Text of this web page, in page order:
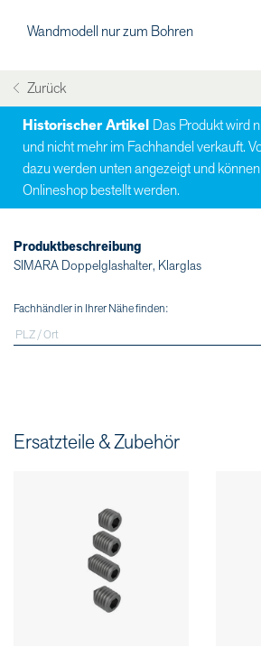
Wandmodell nur zum Bohren
Zurück
Historischer Artikel Das Produkt wird
und nicht mehr im Fachhandel verkauft.
dazu werden unten angezeigt und
Onlineshop bestellt werden.
Produktbeschreibung
SIMARA Doppelglashalter, Klarglas
Fachhändler in Ihrer Nähe finden:
Ersatzteile & Zubehör